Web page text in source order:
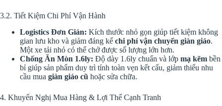
3.2. Tiết Kiệm Chi Phí Vận Hành
Logistics Đơn Giản: Kích thước nhỏ gọn giúp tiết kiệm không
gian lưu kho và giảm đáng kể chi phí vận chuyển giàn giáo.
Một xe tải nhỏ có thể chở được số lượng lớn hơn.
Chống Ăn Mòn 1.6ly: Độ dày 1.6ly chuẩn và lớp mạ kẽm bền
bỉ giúp sản phẩm duy trì tính toàn vẹn kết cấu, giảm thiểu nhu
cầu mua giàn giáo cũ hoặc sửa chữa.
4. Khuyến Nghị Mua Hàng & Lợi Thế Cạnh Tranh